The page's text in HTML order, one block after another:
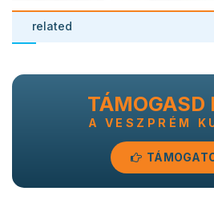
related
TÁMOGASD
A VESZPRÉM